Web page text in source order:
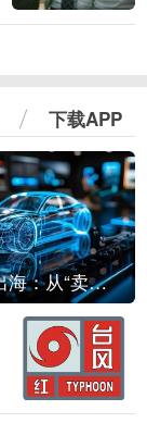
下载APP
中国汽车出海：从“卖出去”到“走进去”